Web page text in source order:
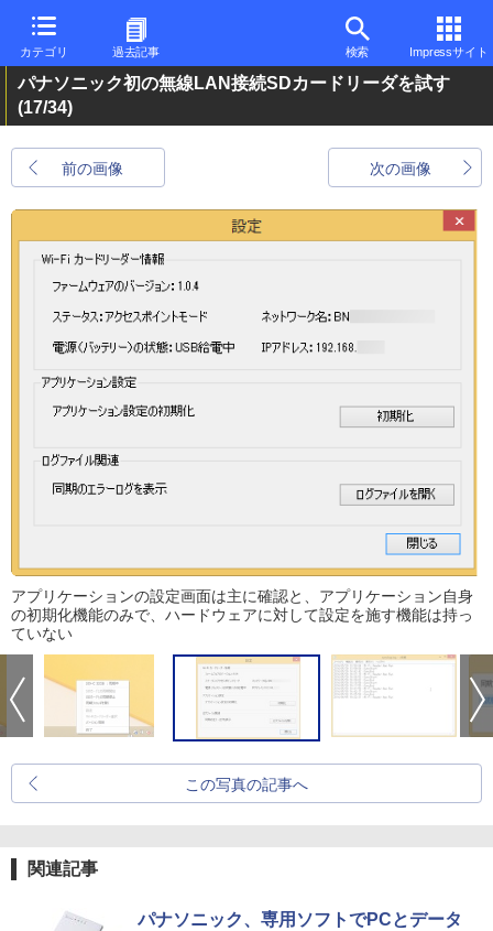
カテゴリ 過去記事 検索 Impressサイト
パナソニック初の無線LAN接続SDカードリーダを試す
(17/34)
前の画像 次の画像
アプリケーションの設定画面は主に確認と、アプリケーション自身
の初期化機能のみで、ハードウェアに対して設定を施す機能は持っ
ていない
この写真の記事へ
関連記事
パナソニック、専用ソフトでPCとデータ